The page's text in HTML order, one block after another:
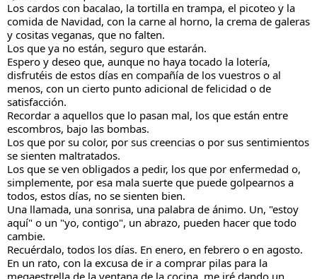
Los cardos con bacalao, la tortilla en trampa, el picoteo y la
comida de Navidad, con la carne al horno, la crema de galeras
y cositas veganas, que no falten.
Los que ya no están, seguro que estarán.
Espero y deseo que, aunque no haya tocado la lotería,
disfrutéis de estos días en compañía de los vuestros o al
menos, con un cierto punto adicional de felicidad o de
satisfacción.
Recordar a aquellos que lo pasan mal, los que están entre
escombros, bajo las bombas.
Los que por su color, por sus creencias o por sus sentimientos
se sienten maltratados.
Los que se ven obligados a pedir, los que por enfermedad o,
simplemente, por esa mala suerte que puede golpearnos a
todos, estos días, no se sienten bien.
Una llamada, una sonrisa, una palabra de ánimo. Un, "estoy
aquí" o un "yo, contigo", un abrazo, pueden hacer que todo
cambie.
Recuérdalo, todos los días. En enero, en febrero o en agosto.
En un rato, con la excusa de ir a comprar pilas para la
megaestrella de la ventana de la cocina, me iré dando un